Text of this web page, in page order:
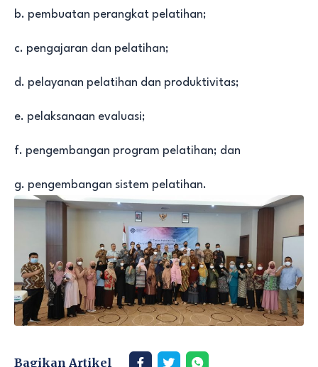
b. pembuatan perangkat pelatihan;
c. pengajaran dan pelatihan;
d. pelayanan pelatihan dan produktivitas;
e. pelaksanaan evaluasi;
f. pengembangan program pelatihan; dan
g. pengembangan sistem pelatihan.
Bagikan Artikel